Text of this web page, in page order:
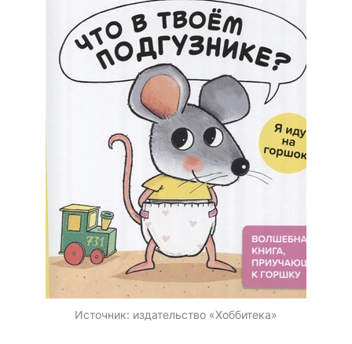
Источник: издательство «Хоббитека»